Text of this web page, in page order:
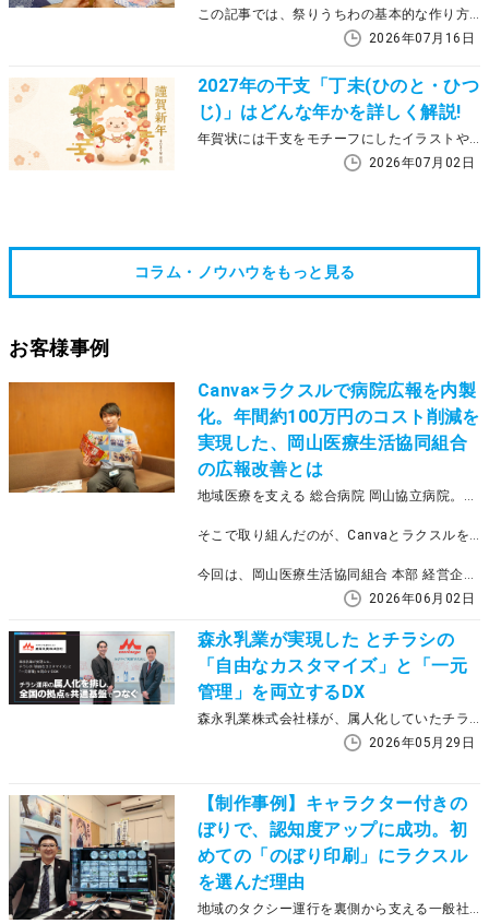
この記事では、祭りうちわの基本的な作り方、デザインの考え方、手作りと印刷注文の使い分け、サイズや納期を確認するときのポイントを解説します。デザインに迷う場合はテンプレートを活用する方法もあるため、目的や枚数に合う作り方を選びましょう。
2026年07月16日
2027年の干支「丁未(ひのと・ひつ
じ)」はどんな年かを詳しく解説!
年賀状には干支をモチーフにしたイラストや文字があると、年の初めに明るい未来や動物のもつ縁起のよさを感じられます。2027年は、未年です。この記事では、年賀状を作る前に知っておきたい、2027年の干支と十二支の意味について解説します。
2026年07月02日
コラム・ノウハウをもっと見る
お客様事例
Canva×ラクスルで病院広報を内製
化。年間約100万円のコスト削減を
実現した、岡山医療生活協同組合
の広報改善とは
地域医療を支える 総合病院 岡山協立病院。院内外への情報発信を強化する中で、「広報物の更新に時間がかかる」「外注コストが高い」「古い情報のままになってしまう」といった課題を感じていました。
そこで取り組んだのが、Canvaとラクスルを活用した広報物制作の内製化です。チラシやポスター、パンフレット、院内掲示物などを院内で制作・発注できる体制を整えたことで、制作スピードが大きく向上。さらに、年間約100万円規模のコスト削減にもつながったといいます。
今回は、岡山医療生活協同組合 本部 経営企画課の梶川勝矢さんに、病院広報における課題や、ラクスル導入による変化、そして“地域に伝わる広報”への取り組みについて伺いました。
2026年06月02日
森永乳業が実現した とチラシの
「自由なカスタマイズ」と「一元
管理」を両立するDX
森永乳業株式会社様が、属人化していたチラシ制作・管理業務を見直し、全国拠点で共通活用できる運用基盤を構築した事例です。
2026年05月29日
【制作事例】キャラクター付きの
ぼりで、認知度アップに成功。初
めての「のぼり印刷」にラクスル
を選んだ理由
地域のタクシー運行を裏側から支える一般社団法人 千葉県タクシー協会京葉支部様。採用・広報強化を目指してラクスルののぼり印刷を導入し、キャラクターを活用したデザインで従来の課題を一新しました。のぼりがどのように認知拡大や求職者の関心喚起につながったのか、その具体的な成果や初めてののぼり印刷にラクスルを使用した感想を京葉支部事務次長の熊谷さんに伺いました。